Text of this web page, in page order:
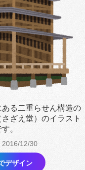
る二重らせん構造の
ざえ堂）のイラスト
。
2016/12/30
デザイン